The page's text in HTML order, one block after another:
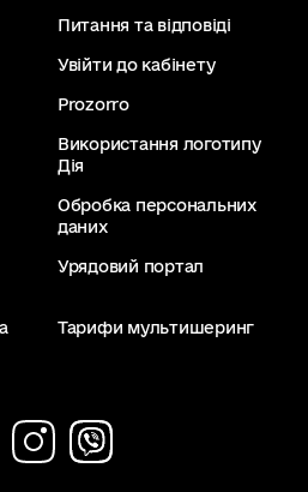
Питання та відповіді
Увійти до кабінету
Prozorro
Використання логотипу
Дія
Обробка персональних
даних
Урядовий портал
Тарифи мультишеринг